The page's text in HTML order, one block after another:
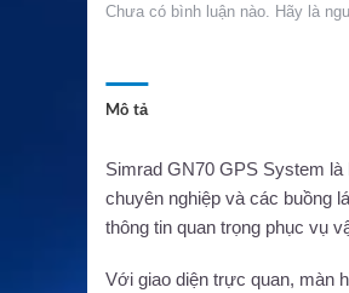
Chưa có bình luận nào. Hãy là
Mô tả
Simrad GN70 GPS System
chuyên nghiệp và các buồng
thông tin quan trọng phục vụ
Với giao diện trực quan, màn